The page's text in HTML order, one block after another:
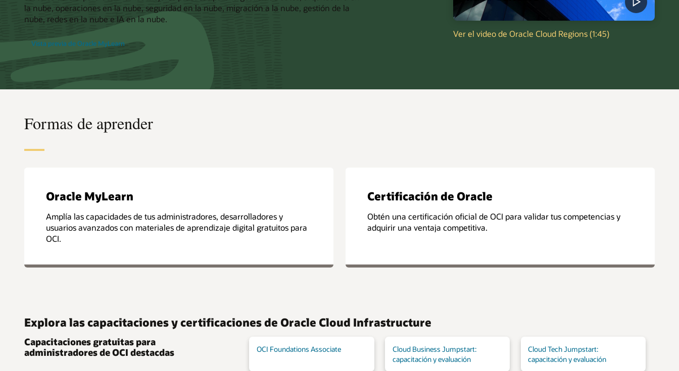
la nube, operaciones en la nube, seguridad en la nube, migración a la nube, gestión de la
nube, redes en la nube e IA en la nube.
Vista previa de Oracle MyLearn
Ver el video de Oracle Cloud Regions (1:45)
Formas de aprender
Oracle MyLearn
Amplía las capacidades de tus administradores, desarrolladores y
usuarios avanzados con materiales de aprendizaje digital gratuitos para
OCI.
Certificación de Oracle
Obtén una certificación oficial de OCI para validar tus competencias y
adquirir una ventaja competitiva.
Explora las capacitaciones y certificaciones de Oracle Cloud Infrastructure
Capacitaciones gratuitas para
administradores de OCI destacdas
OCI Foundations Associate
Cloud Business Jumpstart:
capacitación y evaluación
Cloud Tech Jumpstart:
capacitación y evaluación